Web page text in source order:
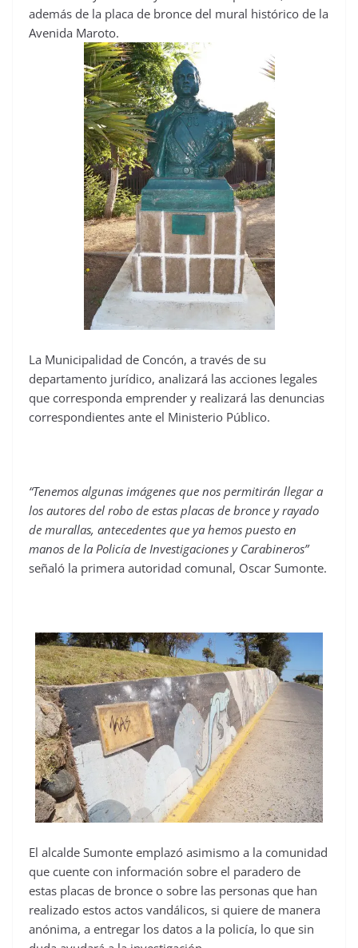
además de la placa de bronce del mural histórico de la
Avenida Maroto.
La Municipalidad de Concón, a través de su
departamento jurídico, analizará las acciones legales
que corresponda emprender y realizará las denuncias
correspondientes ante el Ministerio Público.
“Tenemos algunas imágenes que nos permitirán llegar a
los autores del robo de estas placas de bronce y rayado
de murallas, antecedentes que ya hemos puesto en
manos de la Policía de Investigaciones y Carabineros”
señaló la primera autoridad comunal, Oscar Sumonte.
El alcalde Sumonte emplazó asimismo a la comunidad
que cuente con información sobre el paradero de
estas placas de bronce o sobre las personas que han
realizado estos actos vandálicos, si quiere de manera
anónima, a entregar los datos a la policía, lo que sin